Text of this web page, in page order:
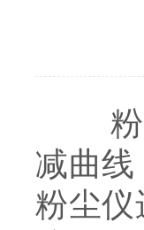
粉尘
减曲
粉尘仪